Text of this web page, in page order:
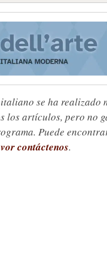
se ha realizado
los artículos, pero no
Puede
contáctenos.